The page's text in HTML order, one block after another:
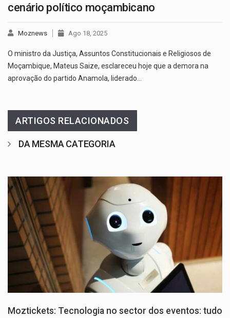
cenário político moçambicano
Moznews Ago 18, 2025
O ministro da Justiça, Assuntos Constitucionais e Religiosos de
Moçambique, Mateus Saize, esclareceu hoje que a demora na
aprovação do partido Anamola, liderado…
ARTIGOS RELACIONADOS
DA MESMA CATEGORIA
Moztickets: Tecnologia no sector dos eventos: tudo